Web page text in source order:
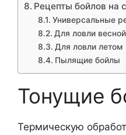
Рецепты бойлов на
Универсальные
Для ловли
Для ловли летом
Пылящие бойлы
Тонущие
Термическую